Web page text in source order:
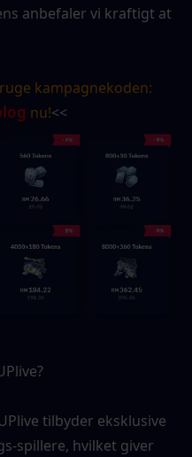
anbefaler vi kraftigt at
nu!<<
tilbyder eksklusive
spillere, hvilket giver